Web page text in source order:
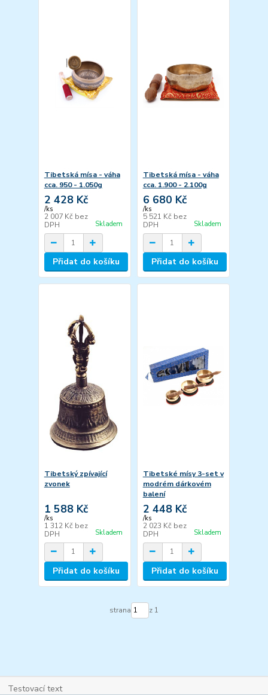
Tibetská mísa - váha
cca. 950 - 1.050g
2 428 Kč
/ks
2 007 Kč bez
DPH
Skladem
Přidat do košíku
Tibetská mísa - váha
cca. 1.900 - 2.100g
6 680 Kč
/ks
5 521 Kč bez
DPH
Skladem
Přidat do košíku
Tibetský zpívající
zvonek
1 588 Kč
/ks
1 312 Kč bez
DPH
Skladem
Přidat do košíku
Tibetské mísy 3-set v
modrém dárkovém
balení
2 448 Kč
/ks
2 023 Kč bez
DPH
Skladem
Přidat do košíku
strana z 1
Testovací text